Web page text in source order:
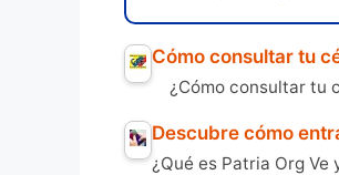
Cómo consultar tu
¿Cómo consultar tu
Descubre cómo
¿Qué es Patria Org